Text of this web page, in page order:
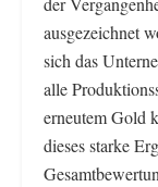
ausgezeichnet
sich das
alle
erneutem Gold
dieses starke